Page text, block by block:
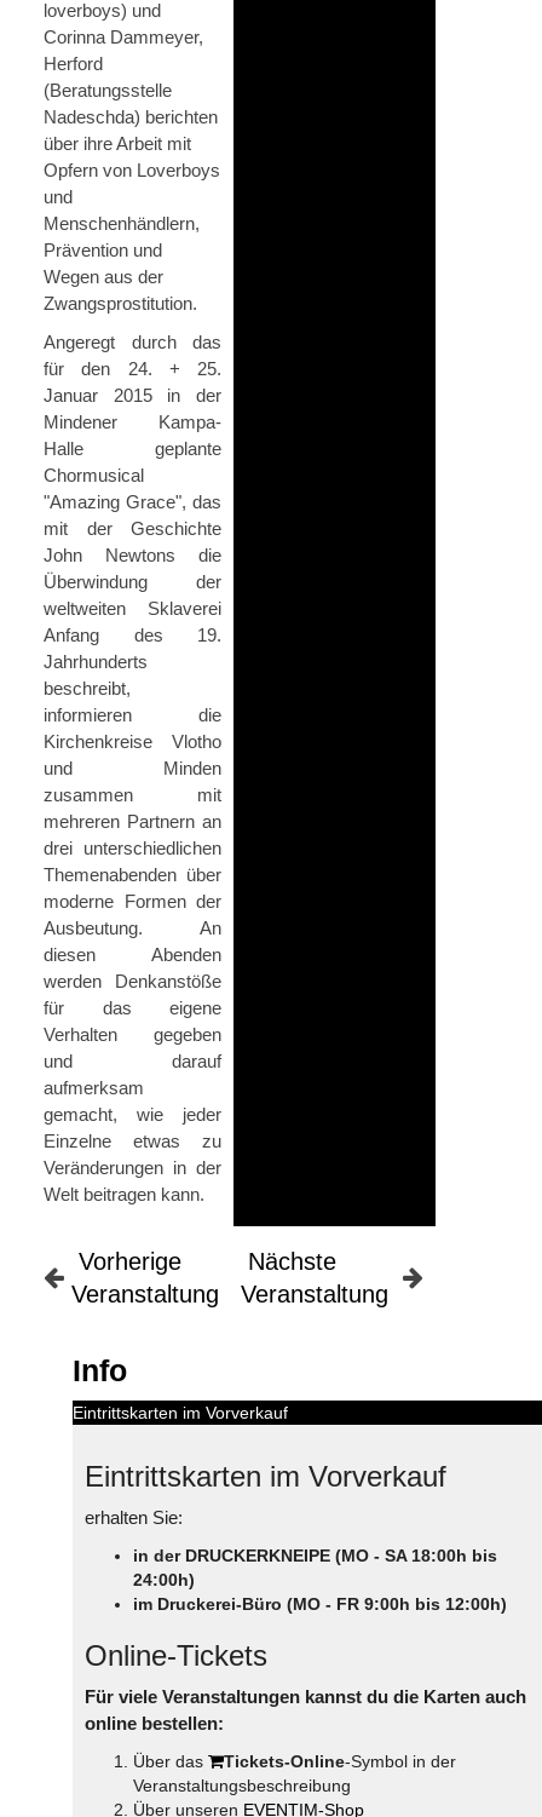
loverboys) und
Corinna Dammeyer,
Herford
(Beratungsstelle
Nadeschda) berichten
über ihre Arbeit mit
Opfern von Loverboys
und
Menschenhändlern,
Prävention und
Wegen aus der
Zwangsprostitution.
Angeregt durch das
für den 24. + 25.
Januar 2015 in der
Mindener Kampa-
Halle geplante
Chormusical
"Amazing Grace", das
mit der Geschichte
John Newtons die
Überwindung der
weltweiten Sklaverei
Anfang des 19.
Jahrhunderts
beschreibt,
informieren die
Kirchenkreise Vlotho
und Minden
zusammen mit
mehreren Partnern an
drei unterschiedlichen
Themenabenden über
moderne Formen der
Ausbeutung. An
diesen Abenden
werden Denkanstöße
für das eigene
Verhalten gegeben
und darauf
aufmerksam
gemacht, wie jeder
Einzelne etwas zu
Veränderungen in der
Welt beitragen kann.
Vorherige
Veranstaltung
Nächste
Veranstaltung
Info
Eintrittskarten im Vorverkauf
Eintrittskarten im Vorverkauf
erhalten Sie:
in der DRUCKERKNEIPE (MO - SA 18:00h bis
24:00h)
im Druckerei-Büro (MO - FR 9:00h bis 12:00h)
Online-Tickets
Für viele Veranstaltungen kannst du die Karten auch
online bestellen:
Über das Tickets-Online-Symbol in der
Veranstaltungsbeschreibung
Über unseren EVENTIM-Shop